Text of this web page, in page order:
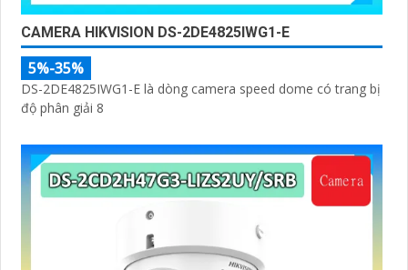
CAMERA HIKVISION DS-2DE4825IWG1-E
5%-35%
DS-2DE4825IWG1-E là dòng camera speed dome có trang bị
độ phân giải 8